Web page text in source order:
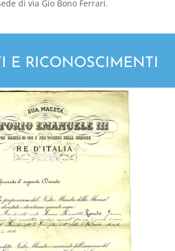
di via Gio Bono Ferrari.
E RICONOSCIMENTI